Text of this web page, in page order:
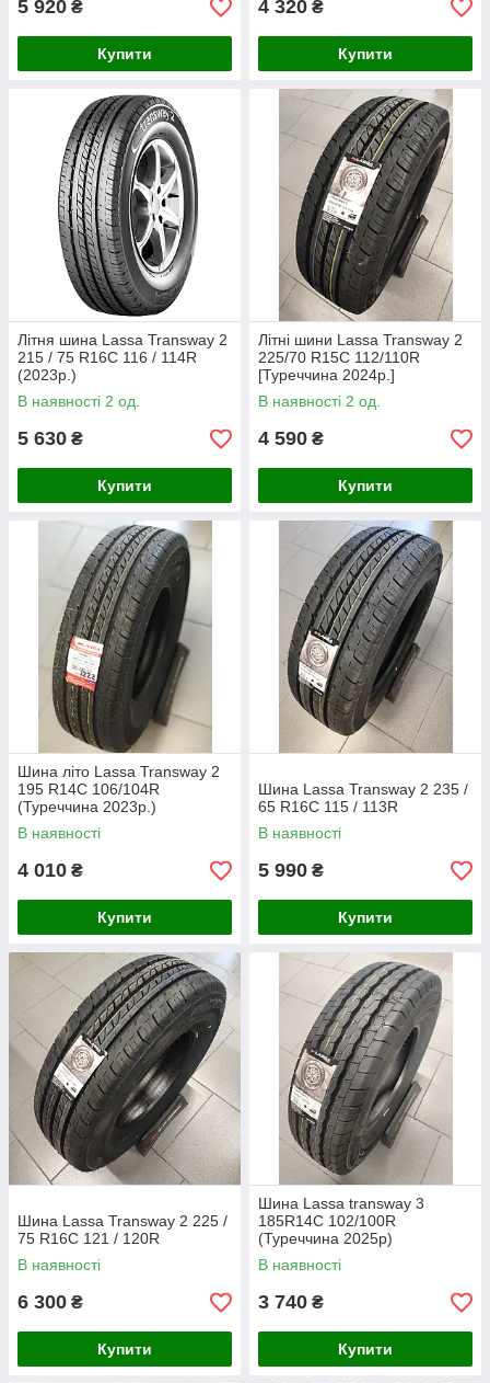
5 920 ₴
Купити
4 320 ₴
Купити
Літня шина Lassa Transway 2
215 / 75 R16C 116 / 114R
(2023р.)
В наявності 2 од.
5 630 ₴
Купити
Літні шини Lassa Transway 2
225/70 R15C 112/110R
[Туреччина 2024р.]
В наявності 2 од.
4 590 ₴
Купити
Шина літо Lassa Transway 2
195 R14C 106/104R
(Туреччина 2023р.)
В наявності
4 010 ₴
Купити
Шина Lassa Transway 2 235 /
65 R16C 115 / 113R
В наявності
5 990 ₴
Купити
Шина Lassa Transway 2 225 /
75 R16C 121 / 120R
В наявності
6 300 ₴
Купити
Шина Lassa transway 3
185R14C 102/100R
(Туреччина 2025р)
В наявності
3 740 ₴
Купити